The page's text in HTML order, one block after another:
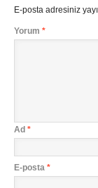
E-posta adresiniz
Yorum *
Ad *
E-posta *